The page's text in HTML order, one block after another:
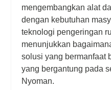
mengembangkan alat
dengan kebutuhan
teknologi pengeringan
menunjukkan
solusi yang bermanfaat
yang bergantung pada
Nyoman.